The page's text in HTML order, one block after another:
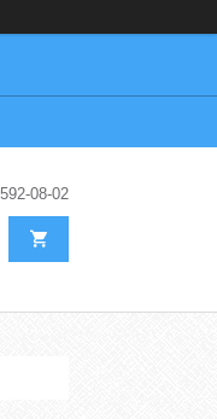
08-02